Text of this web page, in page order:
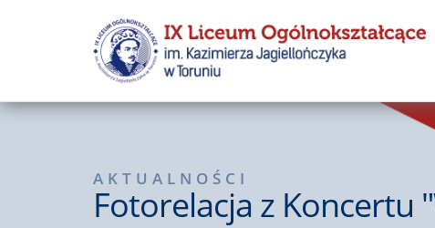
AKTUALNOŚCI
Fotorelacja z Koncertu